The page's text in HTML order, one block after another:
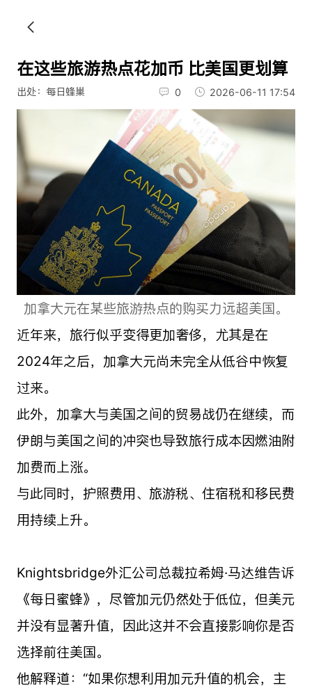
在这些旅游热点花加币 比美国更划算
出处：每日蜂巢 0 2026-06-11 17:54
加拿大元在某些旅游热点的购买力远超美国。
近年来，旅行似乎变得更加奢侈，尤其是在
2024年之后，加拿大元尚未完全从低谷中恢复
过来。
此外，加拿大与美国之间的贸易战仍在继续，而
伊朗与美国之间的冲突也导致旅行成本因燃油附
加费而上涨。
与此同时，护照费用、旅游税、住宿税和移民费
用持续上升。
Knightsbridge外汇公司总裁拉希姆·马达维告诉
《每日蜜蜂》，尽管加元仍然处于低位，但美元
并没有显著升值，因此这并不会直接影响你是否
选择前往美国。
他解释道：“如果你想利用加元升值的机会，主